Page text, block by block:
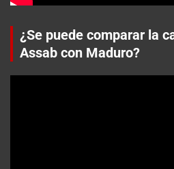
¿Se puede comparar la
Assab con Maduro?